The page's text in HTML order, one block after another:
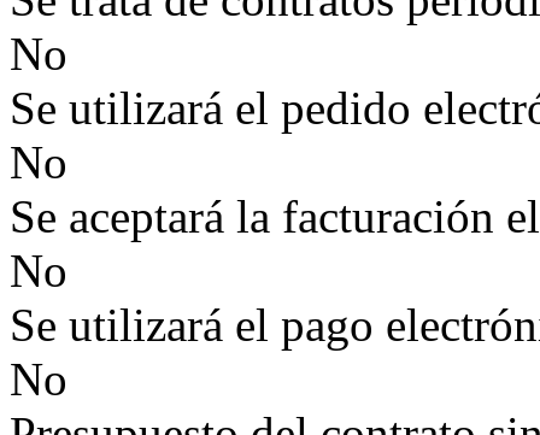
No
Se utilizará el pedido
No
Se aceptará la facturación
No
Se utilizará el pago
No